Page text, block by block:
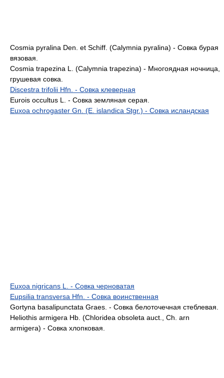
Cosmia pyralina Den. et Schiff. (Calymnia pyralina) - Совка бурая
вязовая.
Cosmia trapezina L. (Calymnia trapezina) - Многоядная ночница,
грушевая совка.
Discestra trifolii Hfn. - Совка клеверная
Eurois occultus L. - Совка земляная серая.
Euxoa ochrogaster Gn. (E. islandica Stgr.) - Совка исландская
Euxoa nigricans L. - Совка черноватая
Eupsilia transversa Hfn. - Совка воинственная
Gortyna basalipunctata Graes. - Совка белоточечная стеблевая.
Heliothis armigera Hb. (Chloridea obsoleta auct., Ch. arn
armigera) - Совка хлопковая.